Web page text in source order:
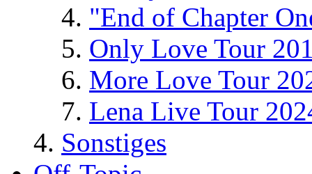
"End of Chapter
Only Love Tour
More Love Tour
Lena Live Tour
Sonstiges